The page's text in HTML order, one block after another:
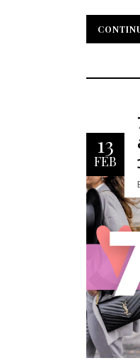
เลยว่าแ
GUCCI WALLET ของขวัญให้แฟน เรามาเริ่มด้วย GUCCI กันค่ะ
หลายต่อ
ถึงได้ โด
ช่องใส่ธ
13
FEB